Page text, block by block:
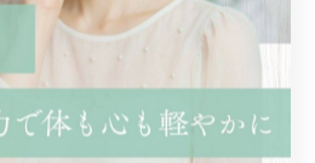
一覧に戻る 次のページ >